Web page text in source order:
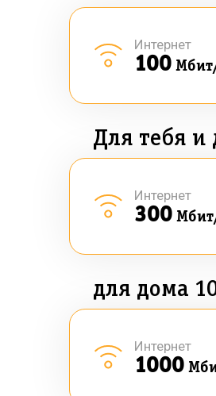
100
Интернет
Для тебя и
300
Интернет
для дома
1000
Интернет